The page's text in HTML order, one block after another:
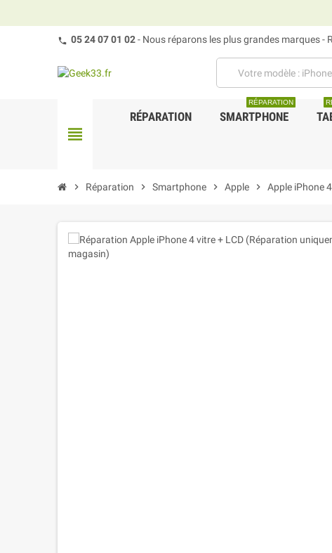
05 24 07 01 02- Nous réparons les plus grandes marques -
view_headline
RÉPARATION SMARTPHONE
RÉPARATION
chevron_right Réparation chevron_right Smartphone chevron_right Apple chevron_right Apple iPhone 4